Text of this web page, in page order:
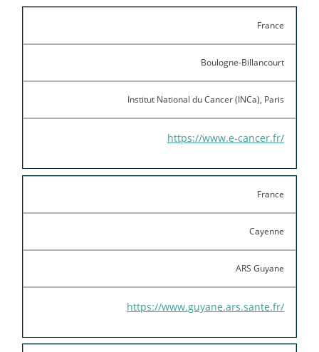
France
Boulogne-Billancourt
Institut National du Cancer (INCa), Paris
https://www.e-cancer.fr/
France
Cayenne
ARS Guyane
https://www.guyane.ars.sante.fr/